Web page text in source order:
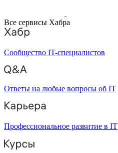
Все сервисы Хабра
Сообщество IT-специалистов
Ответы на любые вопросы об IT
Профессиональное развитие в IT